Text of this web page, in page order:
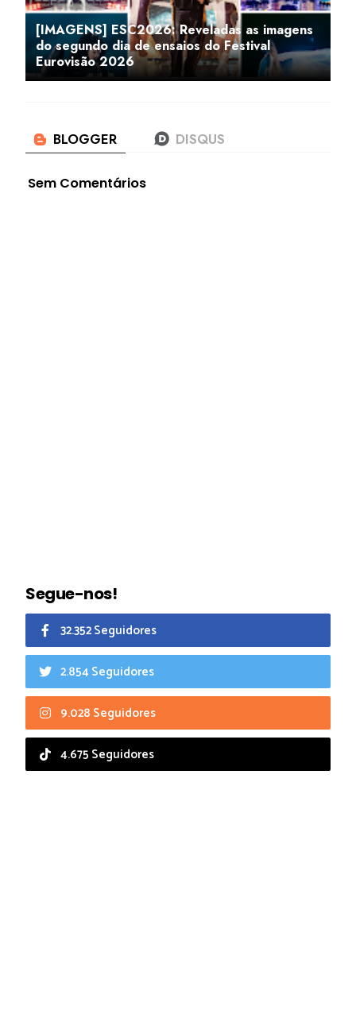
[IMAGENS] ESC2026: Reveladas as imagens
do segundo dia de ensaios do Festival
Eurovisão 2026
Sem Comentários
Segue-nos!
32.352 Seguidores
2.854 Seguidores
9.028 Seguidores
4.675 Seguidores